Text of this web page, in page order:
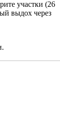
участки (26
выдох через